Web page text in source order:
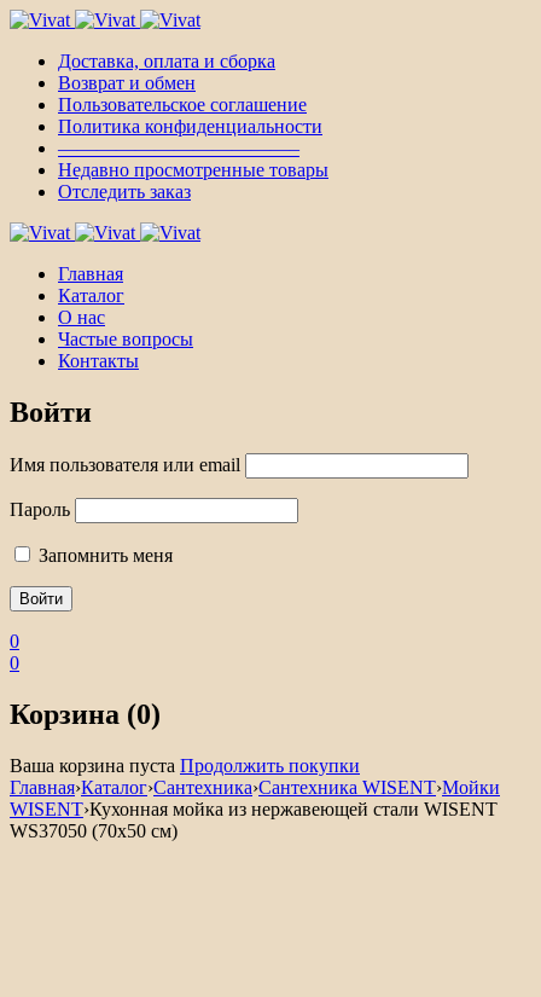
Доставка, оплата и сборка
Возврат и обмен
Пользовательское соглашение
Политика конфиденциальности
————————————–
Недавно просмотренные товары
Отследить заказ
Главная
Каталог
О нас
Частые вопросы
Контакты
Войти
Имя пользователя или email
Пароль
Запомнить меня
0
0
Корзина (0)
Ваша корзина пуста Продолжить покупки
Главная›Каталог›Сантехника›Сантехника WISENT›Мойки
WISENT›Кухонная мойка из нержавеющей стали WISENT
WS37050 (70х50 см)